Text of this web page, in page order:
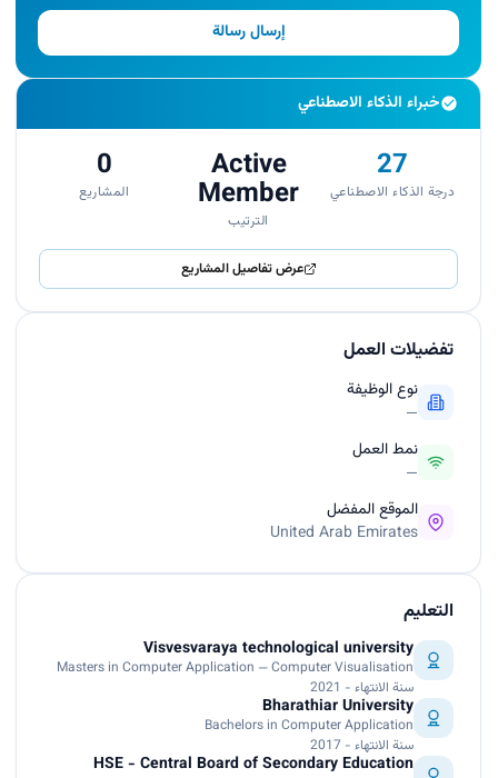
إرسال رسالة
خبراء الذكاء الاصطناعي
27
درجة الذكاء الاصطناعي
Active
Member
الترتيب
0
المشاريع
عرض تفاصيل المشاريع
تفضيلات العمل
نوع الوظيفة
—
نمط العمل
—
الموقع المفضل
United Arab Emirates
التعليم
Visvesvaraya technological university
Masters in Computer Application — Computer Visualisation
سنة الانتهاء - 2021
Bharathiar University
Bachelors in Computer Application
سنة الانتهاء - 2017
HSE - Central Board of Secondary Education